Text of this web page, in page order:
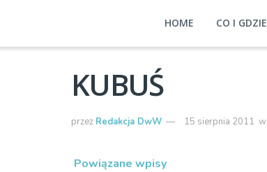
HOME CO I GDZIE
KUBUŚ
przez Redakcja DwW 15 sierpnia 2011 w
Powiązane wpisy